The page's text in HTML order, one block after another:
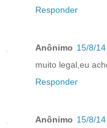
Responder
Anônimo 15/8/
muito legal,eu
Responder
Anônimo 15/8/14